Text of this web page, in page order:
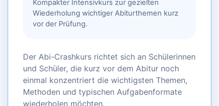
Kompakter Intensivkurs zur gezielten
Wiederholung wichtiger Abiturthemen kurz
vor der Prüfung.
Der Abi-Crashkurs richtet sich an Schülerinnen
und Schüler, die kurz vor dem Abitur noch
einmal konzentriert die wichtigsten Themen,
Methoden und typischen Aufgabenformate
wiederholen möchten.